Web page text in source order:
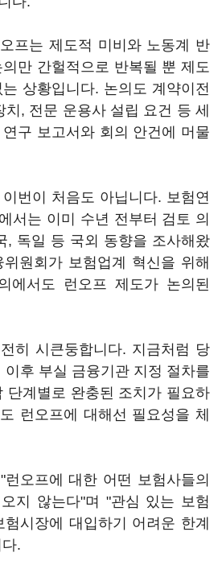
프는 제도적 미비와 노동계 반
만 간헐적으로 반복될 뿐 제도
상황입니다. 논의도 계약이전
, 전문 운용사 설립 요건 등 세
구 보고서와 회의 안건에 머물
번이 처음도 아닙니다. 보험연
서는 이미 수년 전부터 검토 의
, 독일 등 국외 동향을 조사해왔
원회가 보험업계 혁신을 위해
에서도 런오프 제도가 논의된
히 시큰둥합니다. 지금처럼 당
이후 부실 금융기관 지정 절차를
단계별로 완충된 조치가 필요하
런오프에 대해선 필요성을 체
오프에 대한 어떤 보험사들의
지 않는다"며 "관심 있는 보험
시장에 대입하기 어려운 한계
.